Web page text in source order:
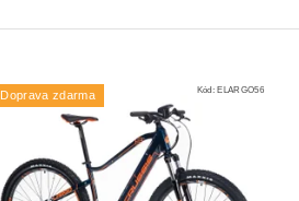
Doprava zdarma Kód:ELARGO56